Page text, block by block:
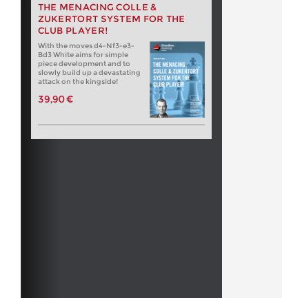
THE MENACING COLLE &
ZUKERTORT SYSTEM FOR THE
CLUB PLAYER!
With the moves d4-Nf3-e3-
Bd3 White aims for simple
piece development and to
slowly build up a devastating
attack on the kingside!
39,90 €